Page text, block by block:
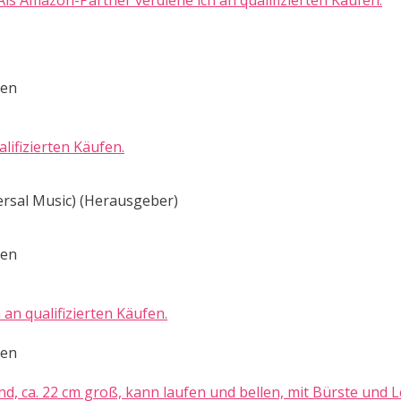
Käufen.
Music) (Herausgeber)
qualifizierten Käufen.